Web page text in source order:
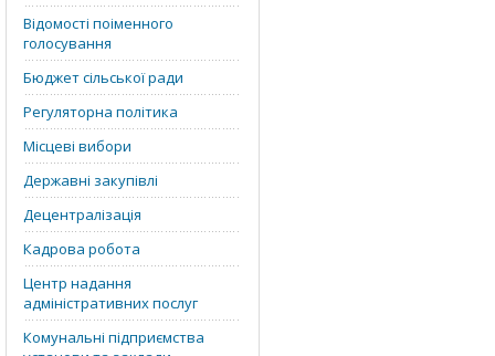
Відомості поіменного
голосування
Бюджет сільської ради
Регуляторна політика
Місцеві вибори
Державні закупівлі
Децентралізація
Кадрова робота
Центр надання
адміністративних послуг
Комунальні підприємства